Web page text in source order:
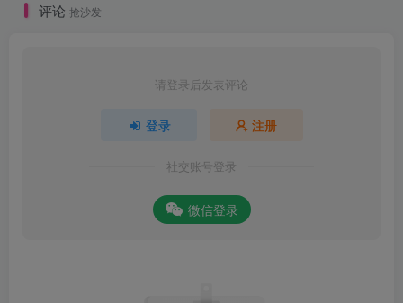
评论 抢沙发
请登录后发表评论
登录 注册
社交账号登录
微信登录